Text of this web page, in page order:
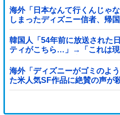
海外「日本なんて行くんじゃ
しまったディズニー信者、帰
態に
韓国人「54年前に放送された
ティがこちら…」→「これは
ブル」＝韓国の反応
海外「ディズニーがゴミのよ
た米人気SF作品に絶賛の声が